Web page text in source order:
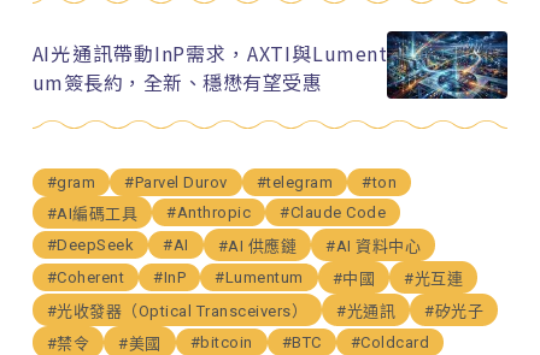
AI光通訊帶動InP需求，AXTI與Lument
um簽長約，全新、穩懋有望受惠
#gram #Parvel Durov #telegram
#ton
#AI編碼工具
#Anthropic
#Claude Code
#DeepSeek
#AI #AI 供應鏈
#AI 資料中心
#Coherent
#InP #Lumentum #中國
#光互連
#光收發器（Optical Transceivers）
#光通訊
#矽光子
#禁令
#美國 #bitcoin #BTC
#Coldcard